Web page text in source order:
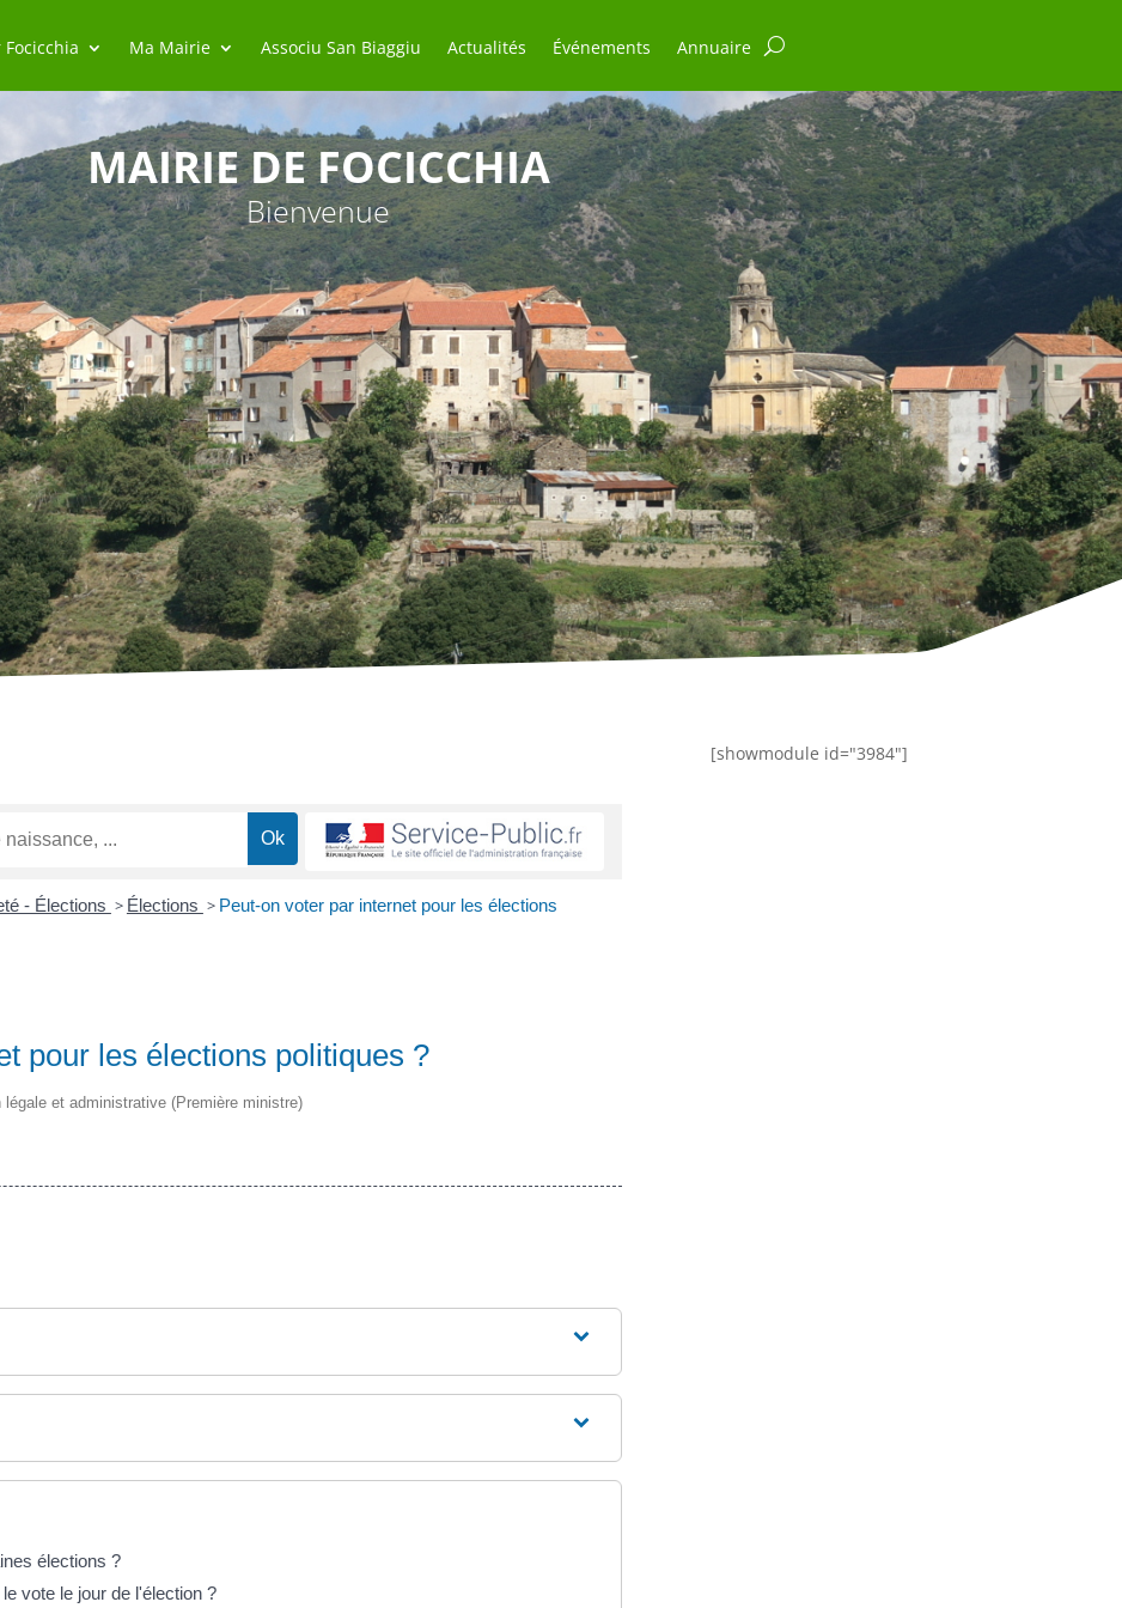
Ma Mairie Associu San Biaggiu Actualités Événements Annuaire
MAIRIE DE FOCICCHIA
Bienvenue
- Élections > Élections > Peut-on voter par internet pour les élections
pour les élections politiques ?
et administrative (Première ministre)
élections ?
vote le jour de l'élection ?
[showmodule id="3984"]